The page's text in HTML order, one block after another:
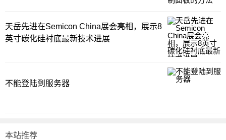
天岳先进在Semicon China展会亮相，展示8
英寸碳化硅衬底最新技术进展
不能登陆到服务器
本站推荐